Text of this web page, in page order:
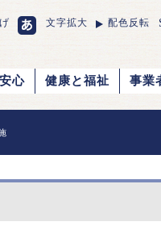
文字拡大 配色反転
心 健康と福祉 事業